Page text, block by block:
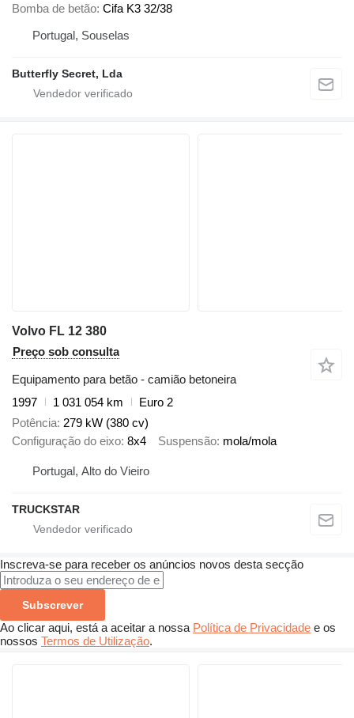
Bomba de betão Cifa K3 32/38
Portugal, Souselas
Butterfly Secret, Lda
Volvo FL 12 380
Preço sob consulta
Equipamento para betão - camião betoneira
1997
1 031 054 km
Euro 2
Potência 279 kW (380 cv)
Configuração do eixo 8x4 Suspensão mola/mola
Portugal, Alto do Vieiro
TRUCKSTAR
Inscreva-se para receber os anúncios novos desta secção
Subscrever
Ao clicar aqui, está a aceitar a nossa Política de Privacidade e os
nossos Termos de Utilização.